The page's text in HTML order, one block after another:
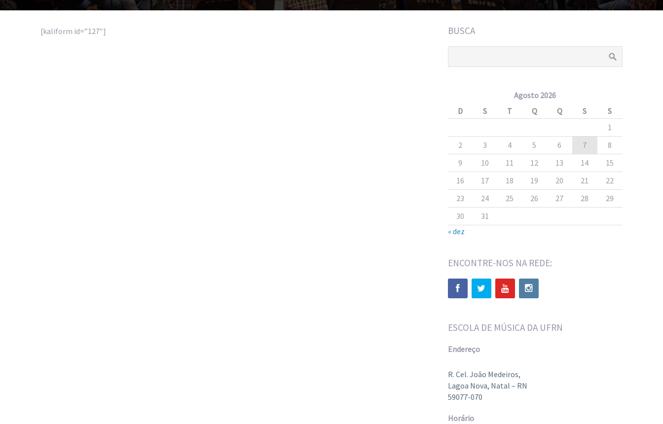
[kaliform id=”127″] BUSCA
Agosto 2026
D
S T Q Q S
S
1
2
3 4 5 6 7
8
9
10 11 12 13 14
15
16
17 18 19 20 21
22
23
24 25 26 27 28
29
30
31
« dez
ENCONTRE-NOS NA REDE:
ESCOLA DE MÚSICA DA UFRN
Endereço
R. Cel. João Medeiros,
Lagoa Nova, Natal – RN
59077-070
Horário